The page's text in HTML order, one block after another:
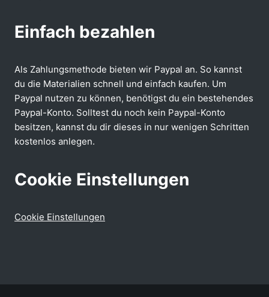
Einfach bezahlen
Als Zahlungsmethode bieten wir Paypal an. So kannst
du die Materialien schnell und einfach kaufen. Um
Paypal nutzen zu können, benötigst du ein bestehendes
Paypal-Konto. Solltest du noch kein Paypal-Konto
besitzen, kannst du dir dieses in nur wenigen Schritten
kostenlos anlegen.
Cookie Einstellungen
Cookie Einstellungen